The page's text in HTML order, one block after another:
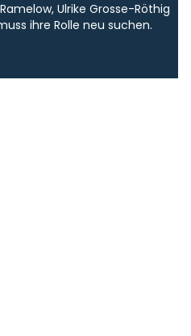
Ulrike Grosse-Röthig
ihre Rolle neu suchen.